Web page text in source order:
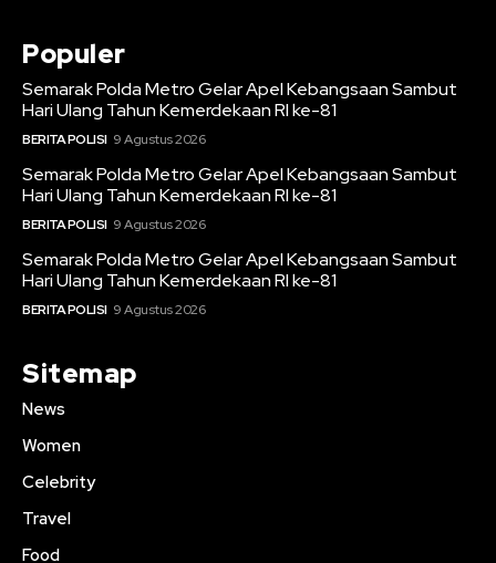
Populer
Semarak Polda Metro Gelar Apel Kebangsaan Sambut
Hari Ulang Tahun Kemerdekaan RI ke-81
BERITA POLISI 9 Agustus 2026
Semarak Polda Metro Gelar Apel Kebangsaan Sambut
Hari Ulang Tahun Kemerdekaan RI ke-81
BERITA POLISI 9 Agustus 2026
Semarak Polda Metro Gelar Apel Kebangsaan Sambut
Hari Ulang Tahun Kemerdekaan RI ke-81
BERITA POLISI 9 Agustus 2026
Sitemap
News
Women
Celebrity
Travel
Food